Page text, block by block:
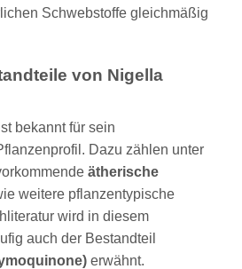
Schwebstoffe gleichmäßig
von Nigella
bekannt für sein
Dazu zählen unter
ätherische
weitere pflanzentypische
wird in diesem
auch der Bestandteil
erwähnt.